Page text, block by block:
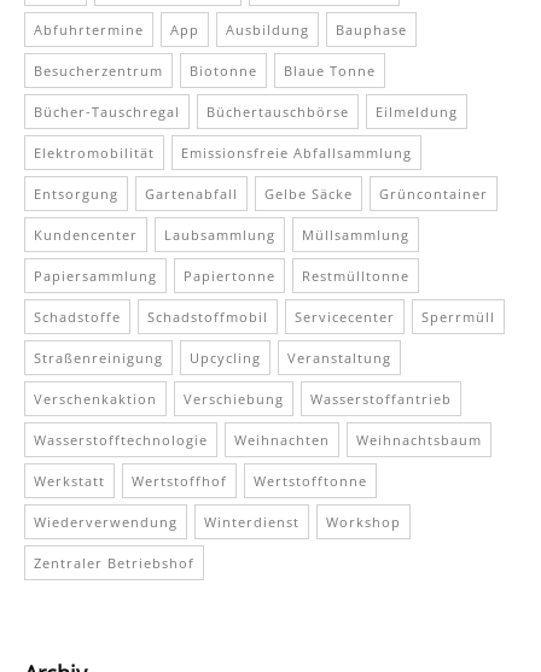
Abfuhrtermine App Ausbildung Bauphase
Besucherzentrum Biotonne Blaue Tonne
Bücher-Tauschregal Büchertauschbörse Eilmeldung
Elektromobilität Emissionsfreie Abfallsammlung
Entsorgung Gartenabfall Gelbe Säcke Grüncontainer
Kundencenter Laubsammlung Müllsammlung
Papiersammlung Papiertonne Restmülltonne
Schadstoffe Schadstoffmobil Servicecenter Sperrmüll
Straßenreinigung Upcycling Veranstaltung
Verschenkaktion Verschiebung Wasserstoffantrieb
Wasserstofftechnologie Weihnachten Weihnachtsbaum
Werkstatt Wertstoffhof Wertstofftonne
Wiederverwendung Winterdienst Workshop
Zentraler Betriebshof